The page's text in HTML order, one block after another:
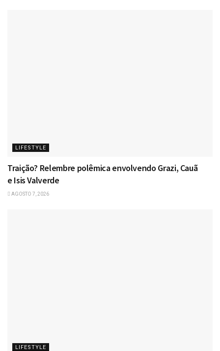
LIFESTYLE
Traição? Relembre polêmica envolvendo Grazi, Cauã
e Isis Valverde
AGOSTO 7, 2026
LIFESTYLE